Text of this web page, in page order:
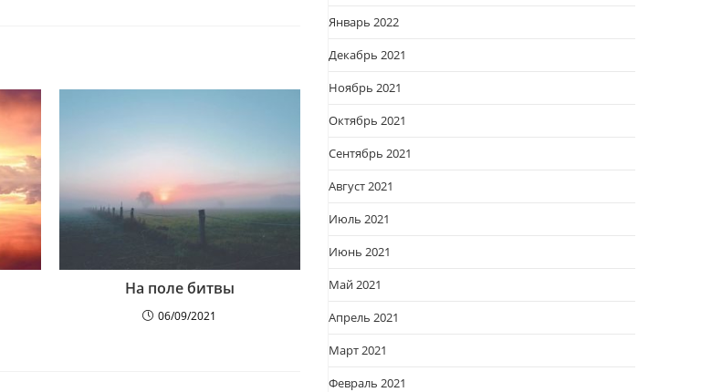
На поле битвы
06/09/2021
Январь 2022
Декабрь 2021
Ноябрь 2021
Октябрь 2021
Сентябрь 2021
Август 2021
Июль 2021
Июнь 2021
Май 2021
Апрель 2021
Март 2021
Февраль 2021